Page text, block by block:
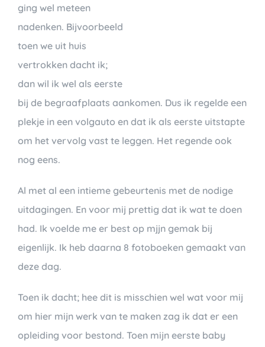
ging wel meteen
nadenken. Bijvoorbeeld
toen we uit huis
vertrokken dacht ik;
dan wil ik wel als eerste
bij de begraafplaats aankomen. Dus ik regelde een
plekje in een volgauto en dat ik als eerste uitstapte
om het vervolg vast te leggen. Het regende ook
nog eens.
Al met al een intieme gebeurtenis met de nodige
uitdagingen. En voor mij prettig dat ik wat te doen
had. Ik voelde me er best op mjjn gemak bij
eigenlijk. Ik heb daarna 8 fotoboeken gemaakt van
deze dag.
Toen ik dacht; hee dit is misschien wel wat voor mij
om hier mijn werk van te maken zag ik dat er een
opleiding voor bestond. Toen mijn eerste baby